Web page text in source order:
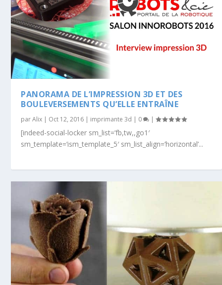
PANORAMA DE L’IMPRESSION 3D ET DES
BOULEVERSEMENTS QU’ELLE ENTRAÎNE
parAlix | Oct 12, 2016 | imprimante 3d | 0 |
[indeed-social-locker sm_list=’fb,tw,,go1′
sm_template=’ism_template_5′ sm_list_align=’horizontal’...